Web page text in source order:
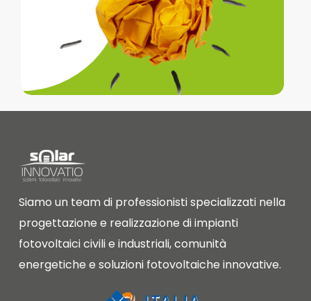
Siamo un team di professionisti specializzati nella
progettazione e realizzazione di impianti
fotovoltaici civili e industriali, comunità
energetiche e soluzioni fotovoltaiche innovative.